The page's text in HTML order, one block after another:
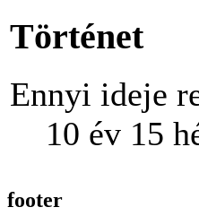
Történet
Ennyi ideje
10 év 15
footer